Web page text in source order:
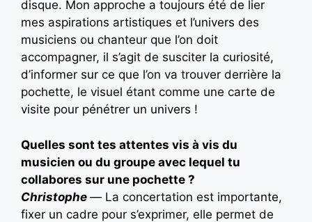
disque. Mon approche a toujours été de lier
mes aspirations artistiques et l’univers des
musiciens ou chanteur que l’on doit
accompagner, il s’agit de susciter la curiosité,
d’informer sur ce que l’on va trouver derrière la
pochette, le visuel étant comme une carte de
visite pour pénétrer un univers !
Quelles sont tes attentes vis à vis du
musicien ou du groupe avec lequel tu
collabores sur une pochette ?
Christophe —La concertation est importante,
fixer un cadre pour s’exprimer, elle permet de